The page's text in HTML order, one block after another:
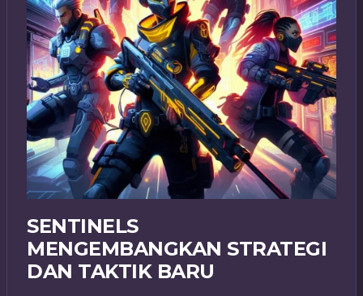
SENTINELS
MENGEMBANGKAN STRATEGI
DAN TAKTIK BARU